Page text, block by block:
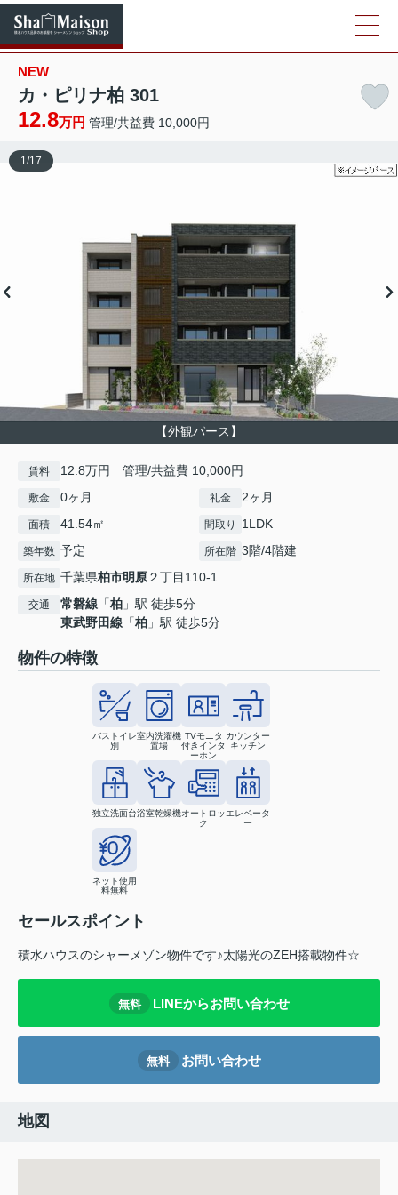
NEW
カ・ピリナ柏 301
12.8万円 管理/共益費 10,000円
【外観パース】
1 /17
賃料 12.8万円 管理/共益費 10,000円
敷金 0ヶ月 礼金 2ヶ月
面積 41.54㎡ 間取り 1LDK
築年数 予定 所在階 3階/4階建
所在地 千葉県柏市明原２丁目110-1
交通 常磐線 「柏 」駅 徒歩5分
東武野田線 「柏 」駅 徒歩5分
物件の特徴
バストイレ
別
室内洗濯機
置場
TVモニタ
付きインタ
ーホン
カウンター
キッチン
独立洗面台浴室乾燥機オートロッ
ク
エレベータ
ー
ネット使用
料無料
セールスポイント
積⽔ハウスのシャーメゾン物件です♪太陽光のZEH搭載物件☆
無料 LINEからお問い合わせ
無料 お問い合わせ
地図